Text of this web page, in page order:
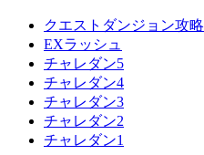
クエストダンジョン攻略
EXラッシュ
チャレダン5
チャレダン4
チャレダン3
チャレダン2
チャレダン1